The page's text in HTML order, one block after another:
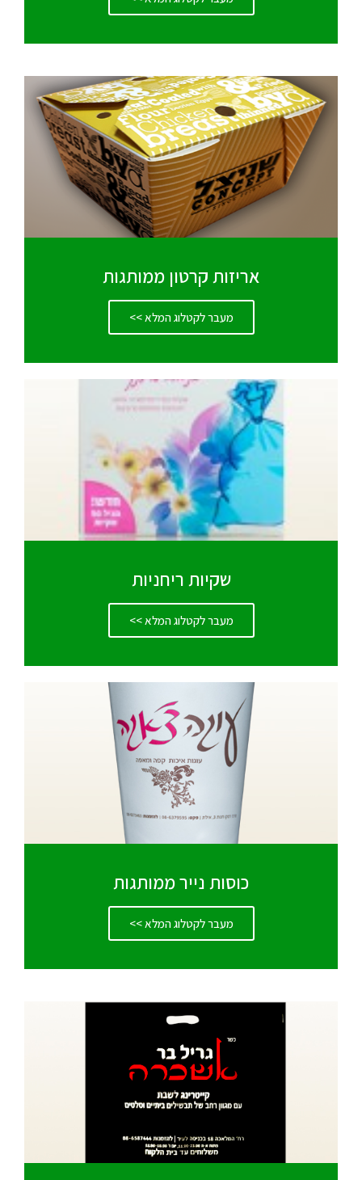
אריזות קרטון ממותגות
מעבר לקטלוג המלא >>
שקיות ריחניות
מעבר לקטלוג המלא >>
כוסות נייר ממותגות
מעבר לקטלוג המלא >>